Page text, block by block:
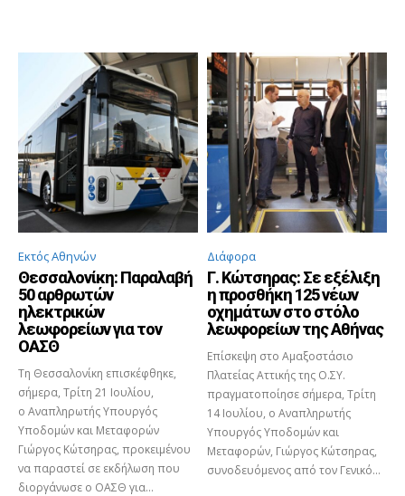
Εκτός Αθηνών
Θεσσαλονίκη: Παραλαβή
50 αρθρωτών
ηλεκτρικών
λεωφορείων για τον
ΟΑΣΘ
Τη Θεσσαλονίκη επισκέφθηκε,
σήμερα, Τρίτη 21 Ιουλίου,
ο Αναπληρωτής Υπουργός
Υποδομών και Μεταφορών
Γιώργος Κώτσηρας, προκειμένου
να παραστεί σε εκδήλωση που
διοργάνωσε ο ΟΑΣΘ για...
Διάφορα
Γ. Κώτσηρας: Σε εξέλιξη
η προσθήκη 125 νέων
οχημάτων στο στόλο
λεωφορείων της Αθήνας
Επίσκεψη στο Αμαξοστάσιο
Πλατείας Αττικής της Ο.ΣΥ.
πραγματοποίησε σήμερα, Τρίτη
14 Ιουλίου, ο Αναπληρωτής
Υπουργός Υποδομών και
Μεταφορών, Γιώργος Κώτσηρας,
συνοδευόμενος από τον Γενικό...